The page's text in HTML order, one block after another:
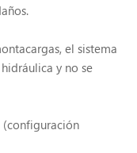
el sistema
y no se
(configuración